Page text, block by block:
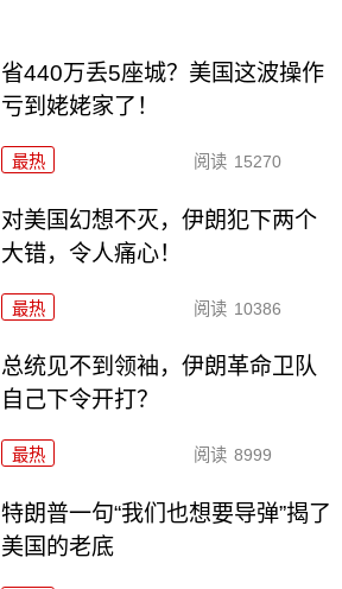
省440万丢5座城？美国这波操作
亏到姥姥家了！
最热 阅读 15270
对美国幻想不灭，伊朗犯下两个
大错，令人痛心！
最热 阅读 10386
总统见不到领袖，伊朗革命卫队
自己下令开打？
最热 阅读 8999
特朗普一句“我们也想要导弹”揭了
美国的老底